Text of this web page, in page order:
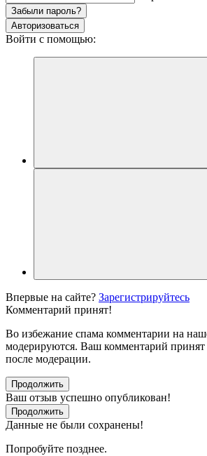
Забыли пароль?
Авторизоваться
Войти с помощью:
Впервые на сайте? Зарегистрируйтесь
Комментарий принят!
Во избежание спама комментарии на
модерируются. Ваш комментарий принят
после модерации.
Продолжить
Ваш отзыв успешно опубликован!
Продолжить
Данные не были сохранены!
Попробуйте позднее.